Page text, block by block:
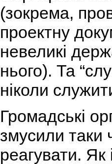
(зокрема,
проектну
невеликі
нього). Та
ніколи
Громадські
змусили таки
реагувати.